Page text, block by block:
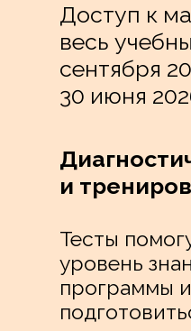
Доступ к
весь
сентября
30 июня
Тесты
уровень
программы и
и